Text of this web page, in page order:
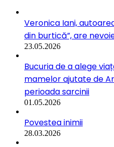
Veronica Iani,
din burtică”, are
23.05.2026
Bucuria de a alege
mamelor ajutate de
perioada sarcinii
01.05.2026
Povestea inimii
28.03.2026